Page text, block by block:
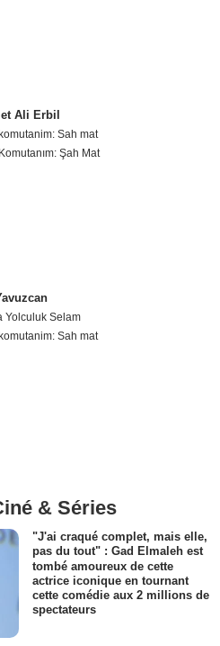
Ali Erbil
Sah mat
Şah Mat
Yolculuk Selam
Sah mat
& Séries
"J'ai craqué complet, mais elle,
pas du tout" : Gad Elmaleh est
tombé amoureux de cette
actrice iconique en tournant
cette comédie aux 2 millions de
spectateurs